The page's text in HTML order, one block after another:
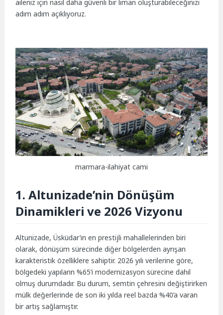
aileniz için nasıl daha güvenli bir liman oluşturabileceğinizi
adım adım açıklıyoruz.
marmara-ilahiyat cami
1. Altunizade’nin Dönüşüm
Dinamikleri ve 2026 Vizyonu
Altunizade, Üsküdar’ın en prestijli mahallelerinden biri
olarak, dönüşüm sürecinde diğer bölgelerden ayrışan
karakteristik özelliklere sahiptir. 2026 yılı verilerine göre,
bölgedeki yapıların %65’i modernizasyon sürecine dahil
olmuş durumdadır. Bu durum, semtin çehresini değiştirirken
mülk değerlerinde de son iki yılda reel bazda %40’a varan
bir artış sağlamıştır.